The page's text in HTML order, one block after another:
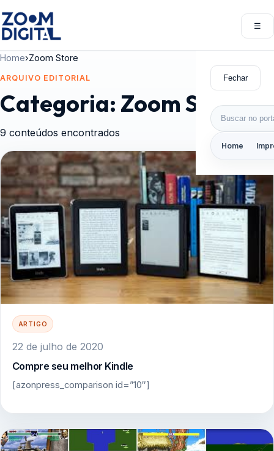
☰
Fechar
Buscar por:
Home
Home›Zoom Store
ARQUIVO EDITORIAL
Categoria: Zoom Store
9 conteúdos encontrados
ARTIGO
22 de julho de 2020
Compre seu melhor Kindle
[azonpress_comparison id=”10″]